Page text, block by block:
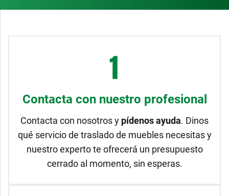
Contacta con nuestro profesional
Contacta con nosotros y pídenos ayuda. Dinos
qué servicio de traslado de muebles necesitas y
nuestro experto te ofrecerá un presupuesto
cerrado al momento, sin esperas.